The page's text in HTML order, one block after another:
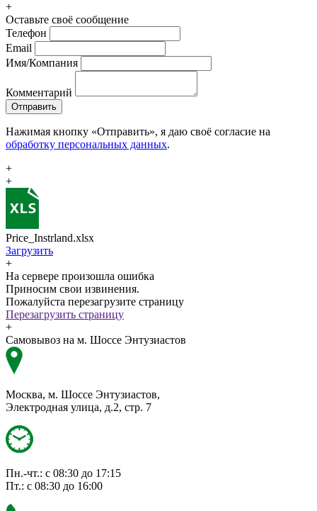
+
Оставьте своё сообщение
Телефон
Email
Имя/Компания
Комментарий
Отправить
Нажимая кнопку «Отправить», я даю своё согласие на
обработку персональных данных.
+
+
Price_Instrland.xlsx
Загрузить
+
На сервере произошла ошибка
Приносим свои извинения.
Пожалуйста перезагрузите страницу
Перезагрузить страницу
+
Самовывоз на м. Шоссе Энтузиастов
Москва, м. Шоссе Энтузиастов,
Электродная улица, д.2, стр. 7
Пн.-чт.: с 08:30 до 17:15
Пт.: с 08:30 до 16:00